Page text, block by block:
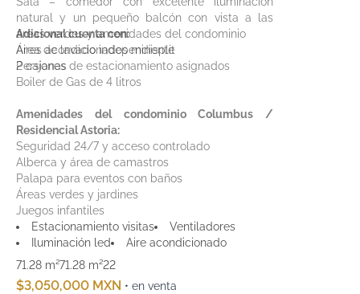
natural y un pequeño balcón con vista a las
áreas verdes y amenidades del condominio
Área de lavado independiente
2 cajones de estacionamiento asignados
Adicional cuenta con:
Aires acondicionados minisplit
Persianas
Boiler de Gas de 4 litros
Amenidades del condominio Columbus /
Residencial Astoria:
Seguridad 24/7 y acceso controlado
Alberca y área de camastros
Palapa para eventos con baños
Áreas verdes y jardines
Juegos infantiles
Excelente conectividad a escuelas, hospitales,
plazas comerciales y principales avenidas de
Cancún
Estacionamiento visitas
Ventiladores
Iluminación led
Aire acondicionado
71.28 m²71.28 m²22
$3,050,000 MXN • en venta